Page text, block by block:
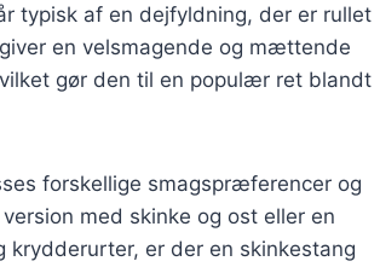
typisk af en dejfyldning, der er rullet
en velsmagende og mættende
gør den til en populær ret blandt
forskellige smagspræferencer og
med skinke og ost eller en
krydderurter, er der en skinkestang